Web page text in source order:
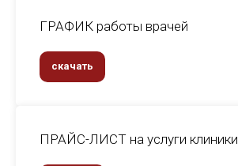
ГРАФИК работы врачей
скачать
ПРАЙС-ЛИСТ на услуги клиники